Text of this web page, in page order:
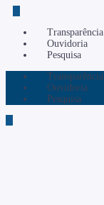
Transparência
Ouvidoria
Pesquisa
Transparência
Ouvidoria
Pesquisa